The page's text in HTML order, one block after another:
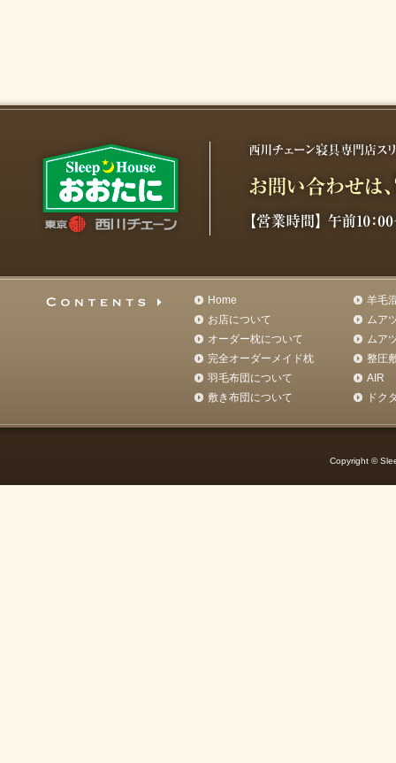
Home
お店について
オーダー枕について
完全オーダーメイド枕
羽毛布団について
敷き布団について
羊毛
ムア
ムア
整圧
AIR
ドク
Copyright ©